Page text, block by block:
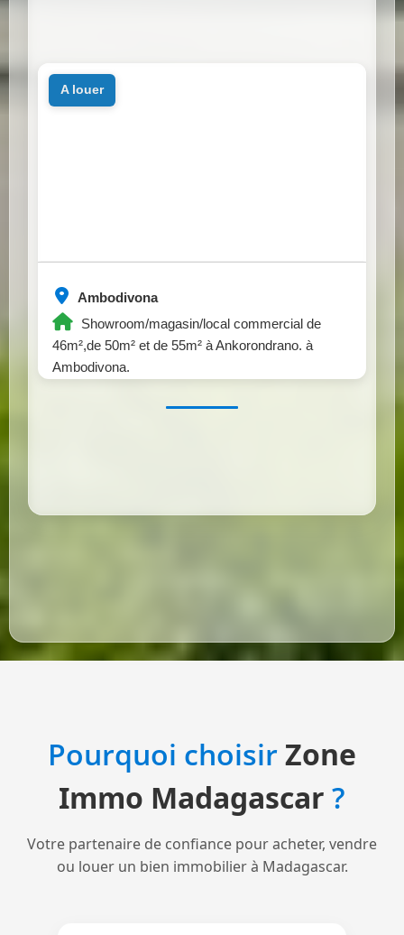
Ambodivona
Showroom/magasin/local commercial de
46m²,de 50m² et de 55m² à Ankorondrano. à
Ambodivona.
a louer
Pourquoi choisirZone
Immo Madagascar ?
Votre partenaire de confiance pour acheter, vendre
ou louer un bien immobilier à Madagascar.